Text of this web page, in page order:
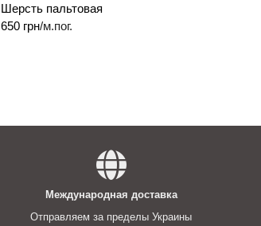
Шерсть пальтовая
650 грн/м.пог.
Международная доставка
Отправляем за пределы Украины